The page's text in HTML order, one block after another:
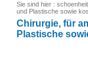
Sie sind hier :
und Plastische sowie
Chirurgie, für
Plastische